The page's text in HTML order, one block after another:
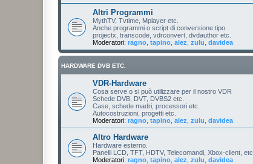
Altri Programmi
MythTV, Tvtime, Mplayer etc.
Anche programmi o script di conversione tipo
projectx, transcode, vdrconvert, dvdauthor etc.
Moderatori: ragno tapino alez zulu davidea
HARDWARE DVB ETC.
VDR-Hardware
Cosa serve o si può utilizzare per il nostro VDR
Schede DVB, DVT, DVBS2 etc.
Case, schede madri, processori etc.
Autocostruzioni, progetti etc.
Moderatori: ragno tapino alez zulu davidea
Altro Hardware
Hardware esterno.
Panelli LCD, TFT, HDTV, Telecomandi, Xbox-client, etc.
Moderatori: ragno tapino alez zulu davidea